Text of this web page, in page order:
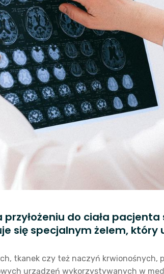
do ciała
się specjalnym żelem, który
tkanek czy też naczyń krwionośnych,
urządzeń wykorzystywanych w